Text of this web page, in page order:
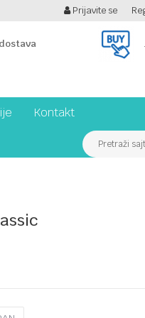
BESPLATNA ISPORUKA
Prijavite se
Kontakt
Pretraži sajt